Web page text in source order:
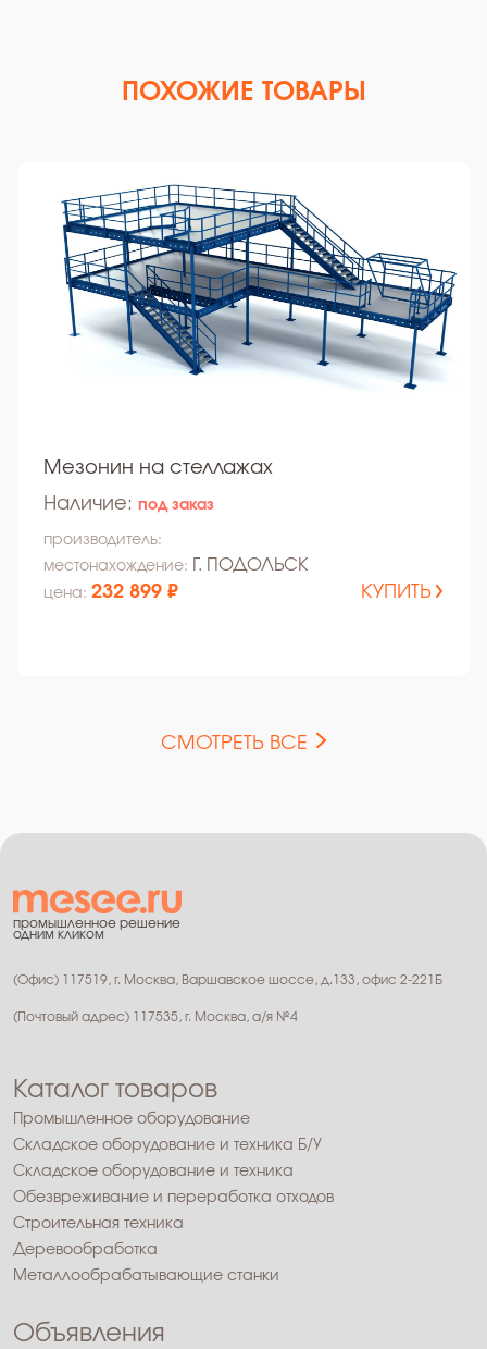
ПОХОЖИЕ ТОВАРЫ
Мезонин на стеллажах
Наличие: под заказ
производитель:
местонахождение:
Г. ПОДОЛЬСК
цена: 232 899 ₽ КУПИТЬ
СМОТРЕТЬ ВСЕ
промышленное решение
одним кликом
(Офис) 117519, г. Москва, Варшавское шоссе, д.133, офис 2-221Б
(Почтовый адрес) 117535, г. Москва, а/я №4
Каталог товаров
Промышленное оборудование
Складское оборудование и техника Б/У
Складское оборудование и техника
Обезвреживание и переработка отходов
Строительная техника
Деревообработка
Металлообрабатывающие станки
Объявления